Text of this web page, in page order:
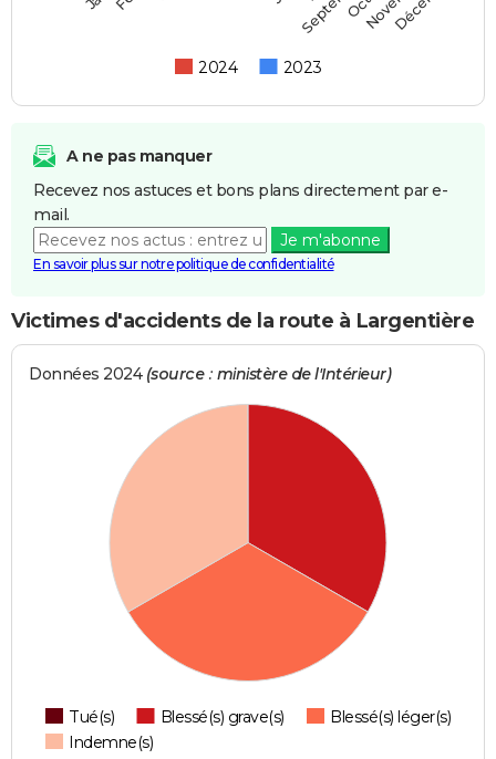
2024 2023
A ne pas manquer
Recevez nos astuces et bons plans directement par e-
mail.
Je m'abonne
En savoir plus sur notre politique de confidentialité
Victimes d'accidents de la route à Largentière
Données 2024 (source : ministère de l'Intérieur)
Tué(s) Blessé(s) grave(s)
Blessé(s) léger(s)
Indemne(s)